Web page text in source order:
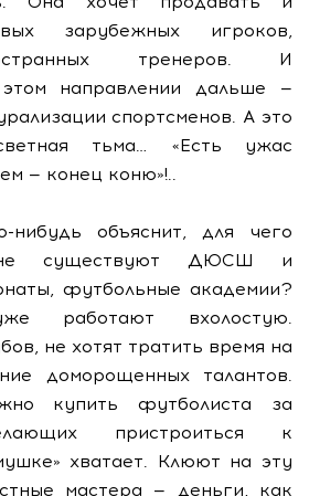
зарубежных игроков,
тренеров. И
направлении дальше —
спортсменов. А это
тьма… «Есть ужас
— конец коню»!..
объяснит, для чего
существуют ДЮСШ и
футбольные академии?
работают вхолостую.
не хотят тратить время на
доморощенных талантов.
купить футболиста за
пристроиться к
хватает. Клюют на эту
мастера — деньги, как